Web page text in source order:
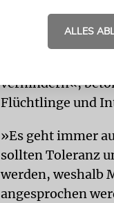
Widmann-Mauz
verhindern«,
Flüchtlinge und
»Es geht immer
sollten Toleranz
werden, weshalb
angesprochen
ALLES